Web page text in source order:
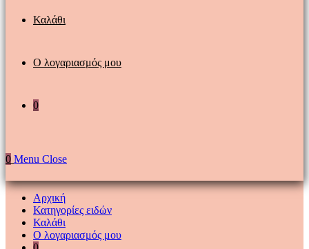
Καλάθι
Ο λογαριασμός μου
0
0 Menu Close
Αρχική
Κατηγορίες ειδών
Καλάθι
Ο λογαριασμός μου